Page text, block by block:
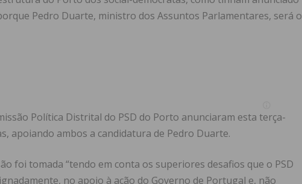
Pedro Duarte, ministro dos Assuntos Parlamentares, será o
Política Distrital do PSD do Porto anunciaram esta terça-
apoiando ambos a candidatura de Pedro Duarte.
foi tomada “tendo em conta os superiores desafios que o PSD
no apoio à ação do Governo de Portugal e, não